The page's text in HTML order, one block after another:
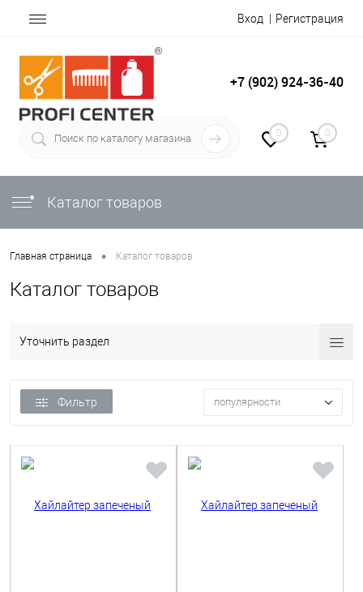
Вход Регистрация
+7 (902) 924-36-40
0 0
Каталог товаров
Главная страница • Каталог товаров
Каталог товаров
Уточнить раздел
Фильтр популярности